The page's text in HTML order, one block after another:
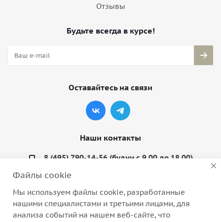
Отзывы
Будьте всегда в курсе!
Оставайтесь на связи
Наши контакты
8 (495) 790-14-56 (будни с 9.00 до 18.00)
Варшавское шоссе, д. 132, стр. 9
Файлы cookie
Мы используем файлы cookie, разработанные
нашими специалистами и третьими лицами, для
анализа событий на нашем веб-сайте, что